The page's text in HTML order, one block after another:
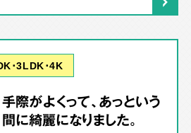
･3LDK･4K
手際がよくって、あっという
間に綺麗になりました。